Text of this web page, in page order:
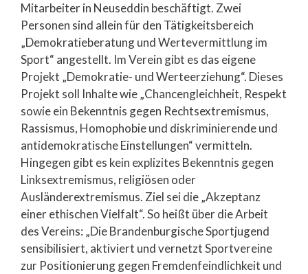
Mitarbeiter in Neuseddin beschäftigt. Zwei
Personen sind allein für den Tätigkeitsbereich
„Demokratieberatung und Wertevermittlung im
Sport“ angestellt. Im Verein gibt es das eigene
Projekt „Demokratie- und Werteerziehung“. Dieses
Projekt soll Inhalte wie „Chancengleichheit, Respekt
sowie ein Bekenntnis gegen Rechtsextremismus,
Rassismus, Homophobie und diskriminierende und
antidemokratische Einstellungen“ vermitteln.
Hingegen gibt es kein explizites Bekenntnis gegen
Linksextremismus, religiösen oder
Ausländerextremismus. Ziel sei die „Akzeptanz
einer ethischen Vielfalt“. So heißt über die Arbeit
des Vereins: „Die Brandenburgische Sportjugend
sensibilisiert, aktiviert und vernetzt Sportvereine
zur Positionierung gegen Fremdenfeindlichkeit und